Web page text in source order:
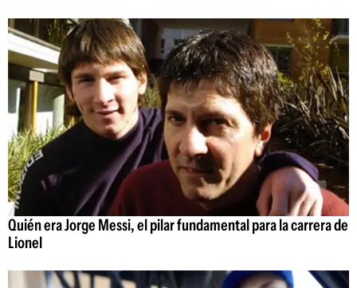
Quién era Jorge Messi, el pilar fundamental para la carrera de
Lionel